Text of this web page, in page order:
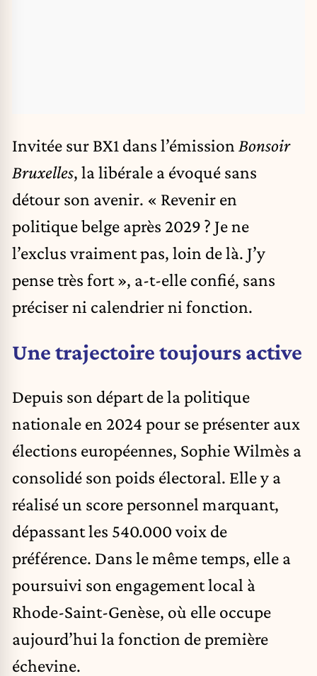
Invitée sur BX1 dans l’émission Bonsoir
Bruxelles, la libérale a évoqué sans
détour son avenir. « Revenir en
politique belge après 2029 ? Je ne
l’exclus vraiment pas, loin de là. J’y
pense très fort », a-t-elle confié, sans
préciser ni calendrier ni fonction.
Une trajectoire toujours active
Depuis son départ de la politique
nationale en 2024 pour se présenter aux
élections européennes, Sophie Wilmès a
consolidé son poids électoral. Elle y a
réalisé un score personnel marquant,
dépassant les 540.000 voix de
préférence. Dans le même temps, elle a
poursuivi son engagement local à
Rhode-Saint-Genèse, où elle occupe
aujourd’hui la fonction de première
échevine.